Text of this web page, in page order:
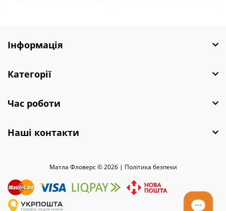
Інформація
Категорії
Час роботи
Наші контакти
Матла Фловерс © 2026 | Полiтика безпеки